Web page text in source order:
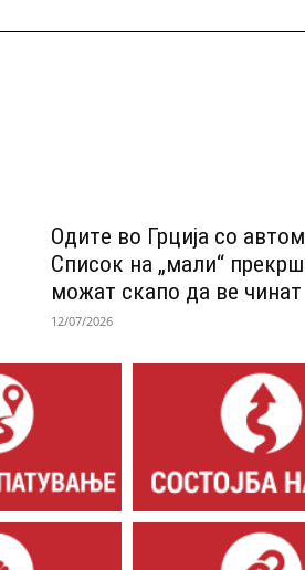
Одитe во Грција со
Список на „мали“
можат скапо да ве чинат
12/07/2026